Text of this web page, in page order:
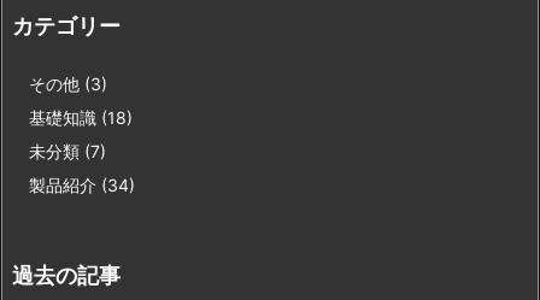
カテゴリー
その他 (3)
基礎知識 (18)
未分類 (7)
製品紹介 (34)
過去の記事